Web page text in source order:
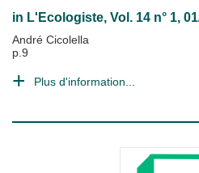
in L'Ecologiste, Vol. 14 n° 1,
André Cicolella
p.9
Plus d'information...